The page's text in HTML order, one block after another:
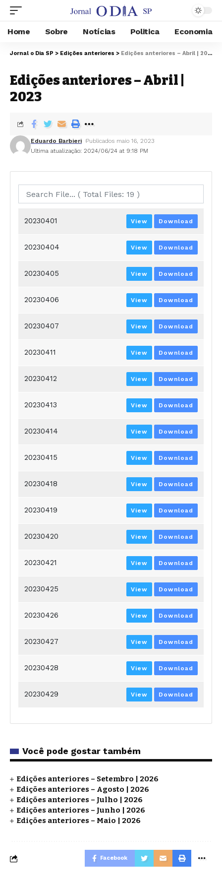
Home Sobre Notícias Politica Economia
Jornal o Dia SP > Edições anteriores > Edições anteriores – Abril | 2023
Edições anteriores – Abril |
2023
Ultima atualização: 2024/06/24 at 9:18 PM
Eduardo Barbieri Publicados maio 16, 2023
20230401 View Download
20230404 View Download
20230405 View Download
20230406 View Download
20230407 View Download
20230411 View Download
20230412 View Download
20230413 View Download
20230414 View Download
20230415 View Download
20230418 View Download
20230419 View Download
20230420 View Download
20230421 View Download
20230425 View Download
20230426 View Download
20230427 View Download
20230428 View Download
20230429 View Download
Você pode gostar também
Edições anteriores – Setembro | 2026
Edições anteriores – Agosto | 2026
Edições anteriores – Julho | 2026
Edições anteriores – Junho | 2026
Edições anteriores – Maio | 2026
Facebook